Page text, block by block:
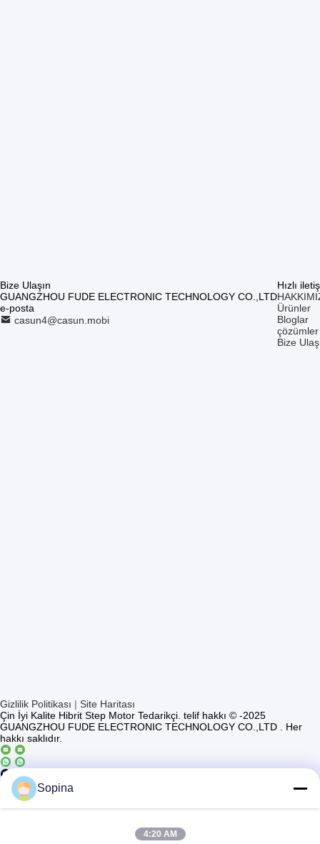
Bize Ulaşın
GUANGZHOU FUDE ELECTRONIC TECHNOLOGY CO.,LTD
e-posta
casun4@casun.mobi
Hızlı
Ürünler
Bloglar
çözümler
Bize
Gizlilik Politikası | Site Haritası
Çin İyi Kalite Hibrit Step Motor Tedarikçi. telif hakkı © -2025
GUANGZHOU FUDE ELECTRONIC TECHNOLOGY CO.,LTD . Her
hakkı saklıdır.
Casun4 Sopina
4:20 AM